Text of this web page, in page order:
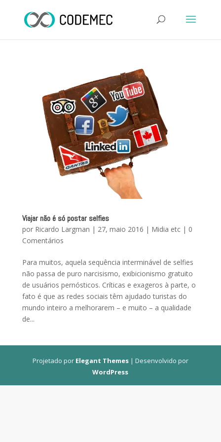
Viajar não é só postar selfies
por Ricardo Largman | 27, maio 2016 | Midia etc| 0
Comentários
Para muitos, aquela sequência interminável de selfies
não passa de puro narcisismo, exibicionismo gratuito
de usuários pernósticos. Críticas e exageros à parte, o
fato é que as redes sociais têm ajudado turistas do
mundo inteiro a melhorarem – e muito – a qualidade
de...
Projetado por Elegant Themes| Desenvolvido por
WordPress